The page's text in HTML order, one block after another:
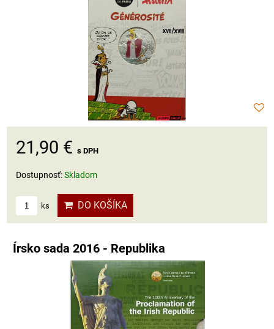
21,90 € s DPH
Dostupnosť:Skladom
ks DO KOŠÍKA
Írsko sada 2016 - Republika